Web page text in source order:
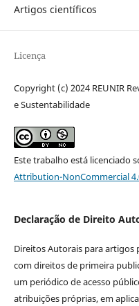
Artigos científicos
Licença
Copyright (c) 2024 REUNIR
e Sustentabilidade
Este trabalho está licenciado
Attribution-NonCommercial
Declaração de Direito
Direitos Autorais para artigos
com direitos de primeira
um periódico de acesso
atribuições próprias, em